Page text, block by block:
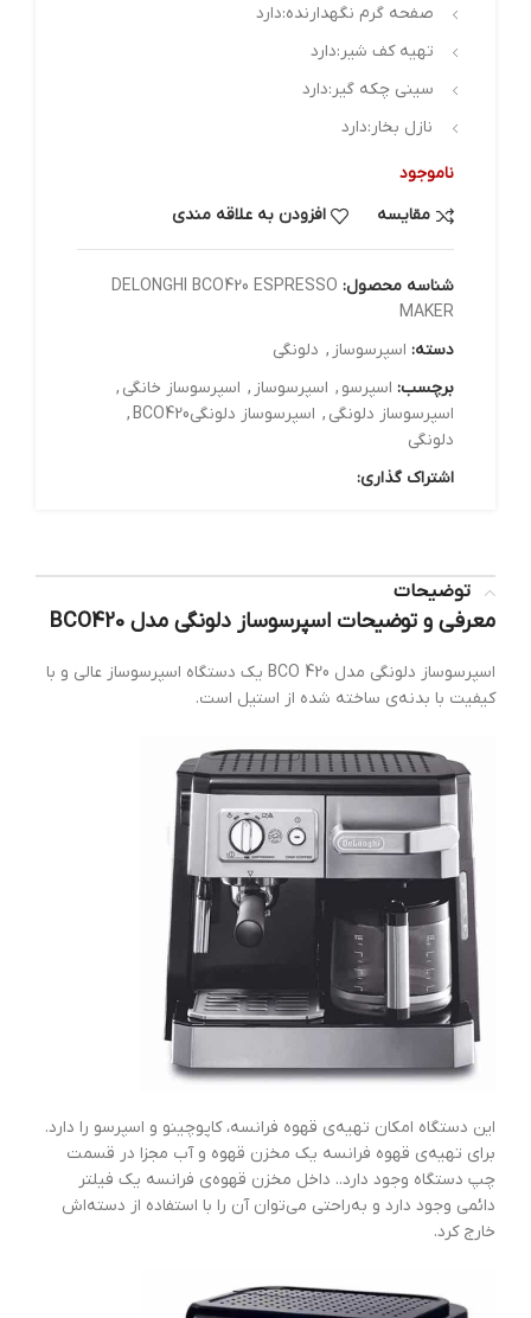
صفحه گرم نگهدارنده:دارد
تهیه کف شیر:دارد
سینی چکه گیر:دارد
نازل بخار:دارد
ناموجود
مقایسه
افزودن به علاقه مندی
شناسه محصول: DELONGHI BCO420 ESPRESSO
MAKER
دسته: اسپرسوساز , دلونگی
برچسب: اسپرسو , اسپرسوساز , اسپرسوساز خانگی ,
اسپرسوساز دلونگی , اسپرسوساز دلونگیBCO420
,
دلونگی
اشتراک گذاری:
توضیحات
معرفی و توضیحات اسپرسوساز دلونگی مدل BCO420
اسپرسوساز دلونگی مدل BCO 420 یک دستگاه اسپرسوساز عالی و با
کیفیت با بدنه‌ی ساخته شده از استیل است.
این دستگاه امکان تهیه‌ی قهوه فرانسه، کاپوچینو و اسپرسو را دارد.
برای تهیه‌ی قهوه فرانسه یک مخزن قهوه و آب مجزا در قسمت
چپ دستگاه وجود دارد.. داخل مخزن قهوه‌ی فرانسه یک فیلتر
دائمی وجود دارد و به‌راحتی می‌توان آن را با استفاده از دسته‌اش
خارج کرد.